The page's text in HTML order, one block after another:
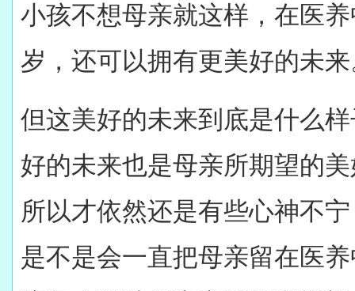
小孩不想母亲就这样，在医
岁，还可以拥有更美好的未
但这美好的未来到底是什么
好的未来也是母亲所期望的
所以才依然还是有些心神不
是不是会一直把母亲留在医